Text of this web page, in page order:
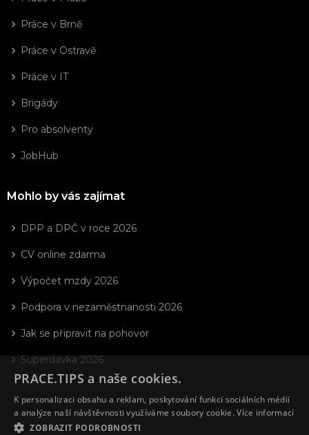
Práce v Brně
Práce v Ostravě
Práce v IT
Brigády
Pro absolventy
JobHub
Mohlo by vás zajímat
DPP a DPČ v roce 2026
CV online zdarma
Výpočet mzdy 2026
Podpora v nezaměstnanosti 2026
Jak se připravit na pohovor
Superdávka 2026
PRACE.TIPS a naše cookies.
K personalizaci obsahu a reklam, poskytování funkcí sociálních médií
a analýze naší návštěvnosti využíváme soubory cookie.Více informací
ZOBRAZIT PODROBNOSTI